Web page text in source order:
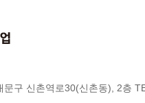
문구 신촌역로30(신촌동), 2층